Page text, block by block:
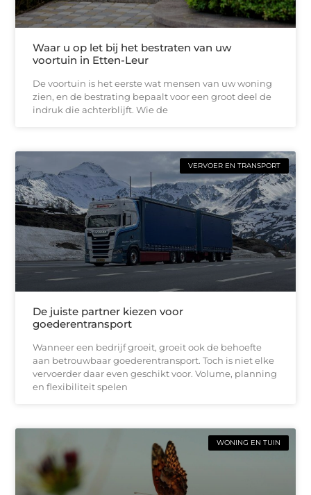
Waar u op let bij het bestraten van uw
voortuin in Etten-Leur
De voortuin is het eerste wat mensen van uw woning
zien, en de bestrating bepaalt voor een groot deel de
indruk die achterblijft. Wie de
VERVOER EN TRANSPORT
De juiste partner kiezen voor
goederentransport
Wanneer een bedrijf groeit, groeit ook de behoefte
aan betrouwbaar goederentransport. Toch is niet elke
vervoerder daar even geschikt voor. Volume, planning
en flexibiliteit spelen
WONING EN TUIN